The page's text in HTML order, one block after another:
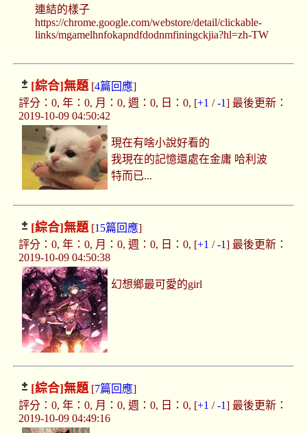
連結的樣子
https://chrome.google.com/webstore/detail/clickable-
links/mgamelhnfokapndfdodnmfiningckjia?hl=zh-TW
[綜合]無題[4篇回應]
評分：0, 年：0, 月：0, 週：0, 日：0, [+1 /-1] 最後更新：
2019-10-09 04:50:42
現在有啥小說好看的
我現在的記憶還處在金庸 哈利波
特而已...
[綜合]無題[15篇回應]
評分：0, 年：0, 月：0, 週：0, 日：0, [+1 /-1] 最後更新：
2019-10-09 04:50:38
幻想鄉最可愛的girl
[綜合]無題[7篇回應]
評分：0, 年：0, 月：0, 週：0, 日：0, [+1 /-1] 最後更新：
2019-10-09 04:49:16